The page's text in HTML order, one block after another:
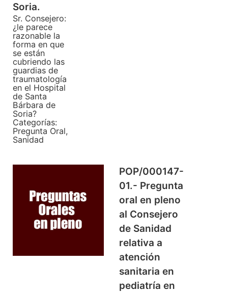
Soria.
Sr. Consejero:
¿le parece
razonable la
forma en que
se están
cubriendo las
guardias de
traumatología
en el Hospital
de Santa
Bárbara de
Soria?
Categorías:
Pregunta Oral,
Sanidad
POP/000147-
01.- Pregunta
oral en pleno
al Consejero
de Sanidad
relativa a
atención
sanitaria en
pediatría en